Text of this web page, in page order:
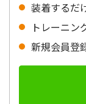
装着するだ
トレーニン
新規会員登